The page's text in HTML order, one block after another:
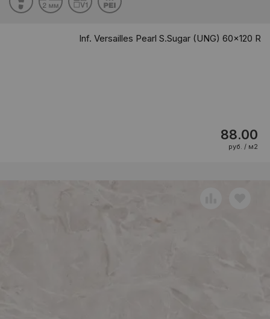
Inf. Versailles Pearl S.Sugar (UNG) 60x120 R
88.00
руб. / м2